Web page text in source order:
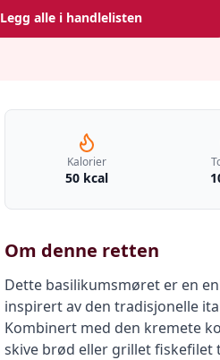
Legg alle i handlelisten
Kalorier
50 kcal
Om denne retten
Dette basilikumsmøret er en
inspirert av den tradisjonelle
Kombinert med den kremete
skive brød eller grillet fiskefilet